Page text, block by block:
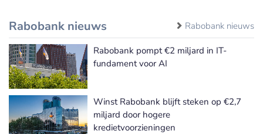
Rabobank nieuws Rabobank nieuws
Rabobank pompt €2 miljard in IT-
fundament voor AI
Winst Rabobank blijft steken op €2,7
miljard door hogere
kredietvoorzieningen